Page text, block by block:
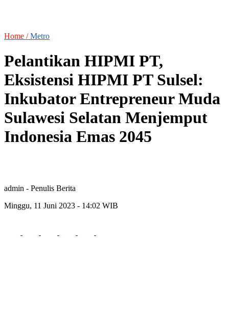
Home /Metro
Pelantikan HIPMI PT,
Eksistensi HIPMI PT Sulsel:
Inkubator Entrepreneur Muda
Sulawesi Selatan Menjemput
Indonesia Emas 2045
admin - Penulis Berita
Minggu, 11 Juni 2023 - 14:02 WIB